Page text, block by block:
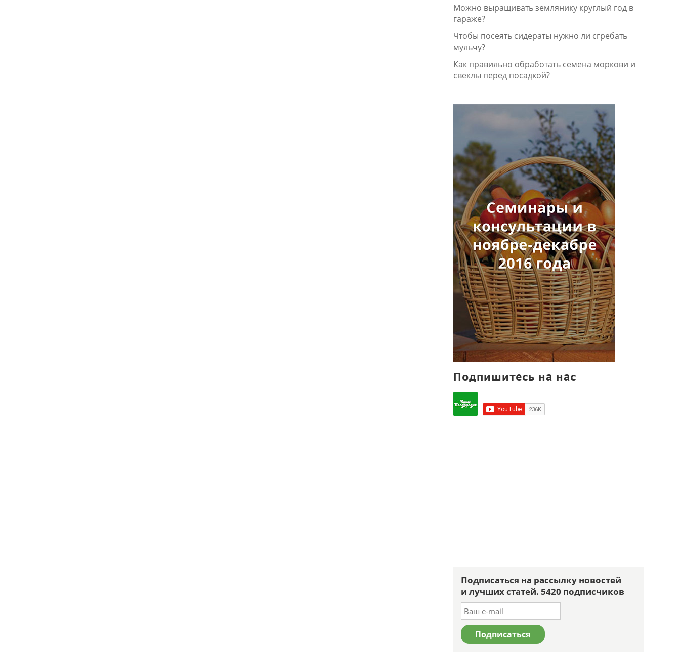
Можно выращивать землянику круглый год в
гараже?
Чтобы посеять сидераты нужно ли сгребать
мульчу?
Как правильно обработать семена моркови и
свеклы перед посадкой?
Подпишитесь на нас
Подписаться на рассылку новостей
и лучших статей. 5420 подписчиков